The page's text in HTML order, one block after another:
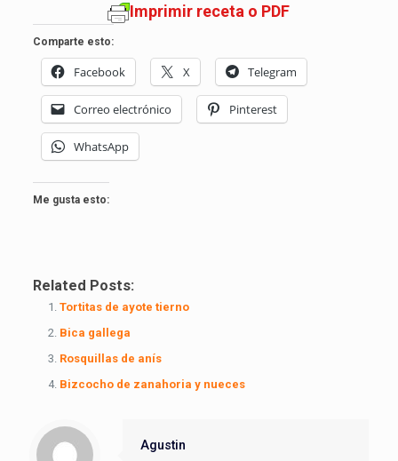
Imprimir receta o PDF
Comparte esto:
Facebook X Telegram
Correo electrónico Pinterest
WhatsApp
Me gusta esto:
Related Posts:
Tortitas de ayote tierno
Bica gallega
Rosquillas de anís
Bizcocho de zanahoria y nueces
Agustin